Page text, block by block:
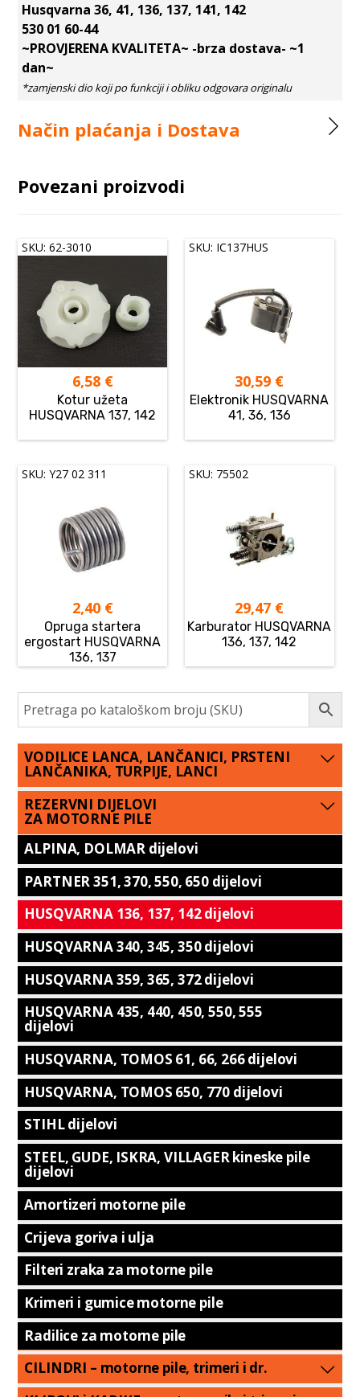
Husqvarna 36, 41, 136, 137, 141, 142
530 01 60-44
~PROVJERENA KVALITETA~ -brza dostava- ~1
dan~
Način plaćanja i Dostava
Povezani proizvodi
SKU: 62-3010
6,58 €
Kotur užeta
HUSQVARNA 137, 142
SKU: IC137HUS
30,59 €
Elektronik HUSQVARNA
41, 36, 136
SKU: Y27 02 311
2,40 €
Opruga startera
ergostart HUSQVARNA
136, 137
SKU: 75502
29,47 €
Karburator HUSQVARNA
136, 137, 142
VODILICE LANCA, LANČANICI, PRSTENI
LANČANIKA, TURPIJE, LANCI
REZERVNI DIJELOVI
ZA MOTORNE PILE
ALPINA, DOLMAR dijelovi
PARTNER 351, 370, 550, 650 dijelovi
HUSQVARNA 136, 137, 142 dijelovi
HUSQVARNA 340, 345, 350 dijelovi
HUSQVARNA 359, 365, 372 dijelovi
HUSQVARNA 435, 440, 450, 550, 555
dijelovi
HUSQVARNA, TOMOS 61, 66, 266 dijelovi
HUSQVARNA, TOMOS 650, 770 dijelovi
STIHL dijelovi
STEEL, GUDE, ISKRA, VILLAGER kineske pile
dijelovi
Amortizeri motorne pile
Crijeva goriva i ulja
Filteri zraka za motorne pile
Krimeri i gumice motorne pile
Radilice za motorne pile
CILINDRI – motorne pile, trimeri i dr.